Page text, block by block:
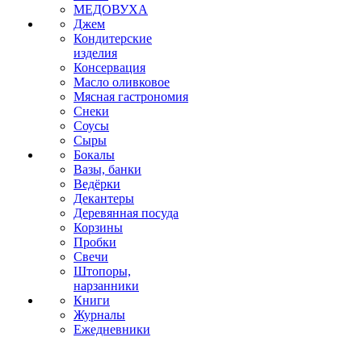
МЕДОВУХА
Джем
Кондитерские
изделия
Консервация
Масло оливковое
Мясная гастрономия
Снеки
Соусы
Сыры
Бокалы
Вазы, банки
Ведёрки
Декантеры
Деревянная посуда
Корзины
Пробки
Свечи
Штопоры,
нарзанники
Книги
Журналы
Ежедневники